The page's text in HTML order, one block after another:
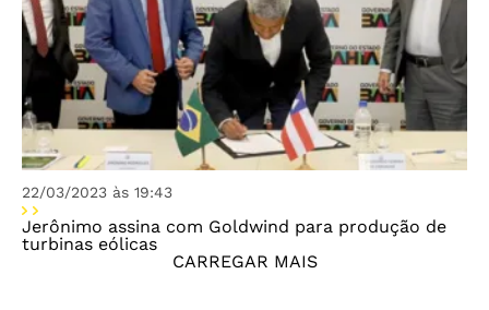
22/03/2023 às 19:43
Jerônimo assina com Goldwind para produção de
turbinas eólicas
CARREGAR MAIS